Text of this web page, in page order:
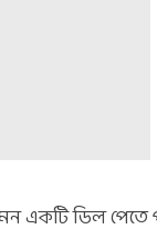
একটি ডিল